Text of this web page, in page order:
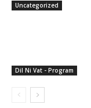
Uncategorized
Dil Ni Vat - Program